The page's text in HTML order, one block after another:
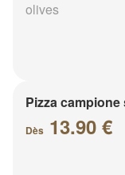
olives
Pizza
Dès 13.90 €